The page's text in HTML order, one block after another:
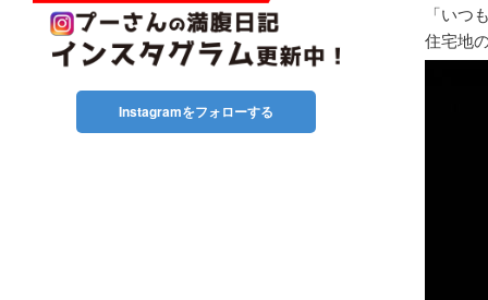
「いつ
住宅地
Instagramをフォローする